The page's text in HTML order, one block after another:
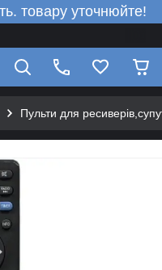
товару уточнюйте!
Пульти для